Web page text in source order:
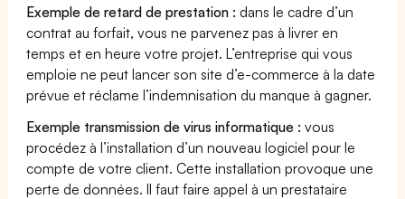
Exemple de retard de prestation : dans le cadre d’un
contrat au forfait, vous ne parvenez pas à livrer en
temps et en heure votre projet. L’entreprise qui vous
emploie ne peut lancer son site d’e-commerce à la date
prévue et réclame l’indemnisation du manque à gagner.
Exemple transmission de virus informatique : vous
procédez à l’installation d’un nouveau logiciel pour le
compte de votre client. Cette installation provoque une
perte de données. Il faut faire appel à un prestataire